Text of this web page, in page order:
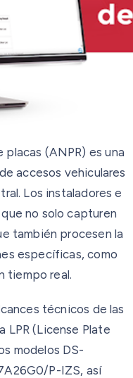
(ANPR) es una
accesos vehiculares
Los instaladores e
no solo capturen
también procesen la
específicas, como
tiempo real.
técnicos de las
LPR (License Plate
modelos DS-
P-IZS, así